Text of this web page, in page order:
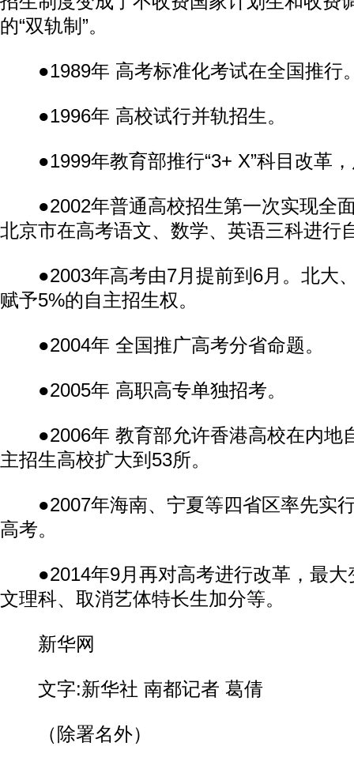
的“双轨制”。
●1989年 高考标准化考试在全国推行
●1996年 高校试行并轨招生。
●1999年教育部推行“3+ X”科目改革，
●2002年普通高校招生第一次实现全
北京市在高考语文、数学、英语三科进行
●2003年高考由7月提前到6月。北大
赋予5%的自主招生权。
●2004年 全国推广高考分省命题。
●2005年 高职高专单独招考。
●2006年 教育部允许香港高校在内地
主招生高校扩大到53所。
●2007年海南、宁夏等四省区率先实
高考。
●2014年9月再对高考进行改革，最大
文理科、取消艺体特长生加分等。
新华网
文字:新华社 南都记者 葛倩
（除署名外）